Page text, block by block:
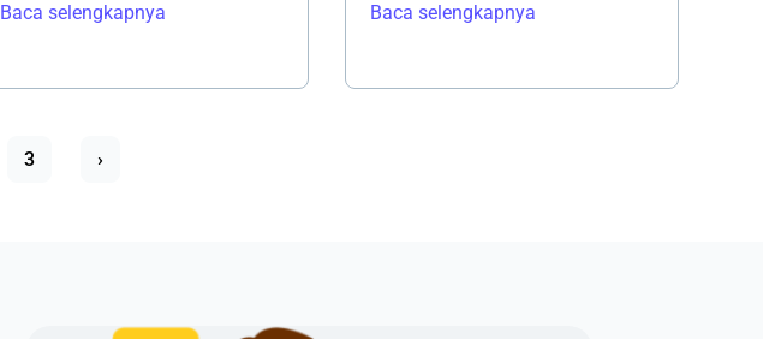
Baca selengkapnya Baca selengkapnya
3 ›